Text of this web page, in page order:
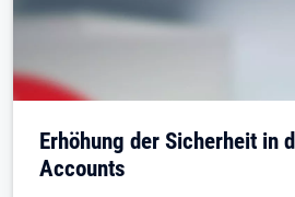
Öffnet in neuem Tab
Erhöhung der Sicherheit in
Accounts